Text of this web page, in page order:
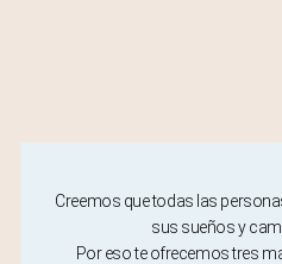
Creemos que todas las
sus sueños y
Por eso te ofrecemos tres